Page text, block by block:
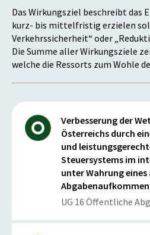
Das Wirkungsziel beschreibt das
kurz- bis mittelfristig erzielen
Verkehrssicherheit“ oder
Die Summe aller Wirkungsziele
welche die Ressorts zum Wohle
Verbesserung der
Österreichs durch
und
Steuersystems im
unter Wahrung eines
UG 16 Öffentliche